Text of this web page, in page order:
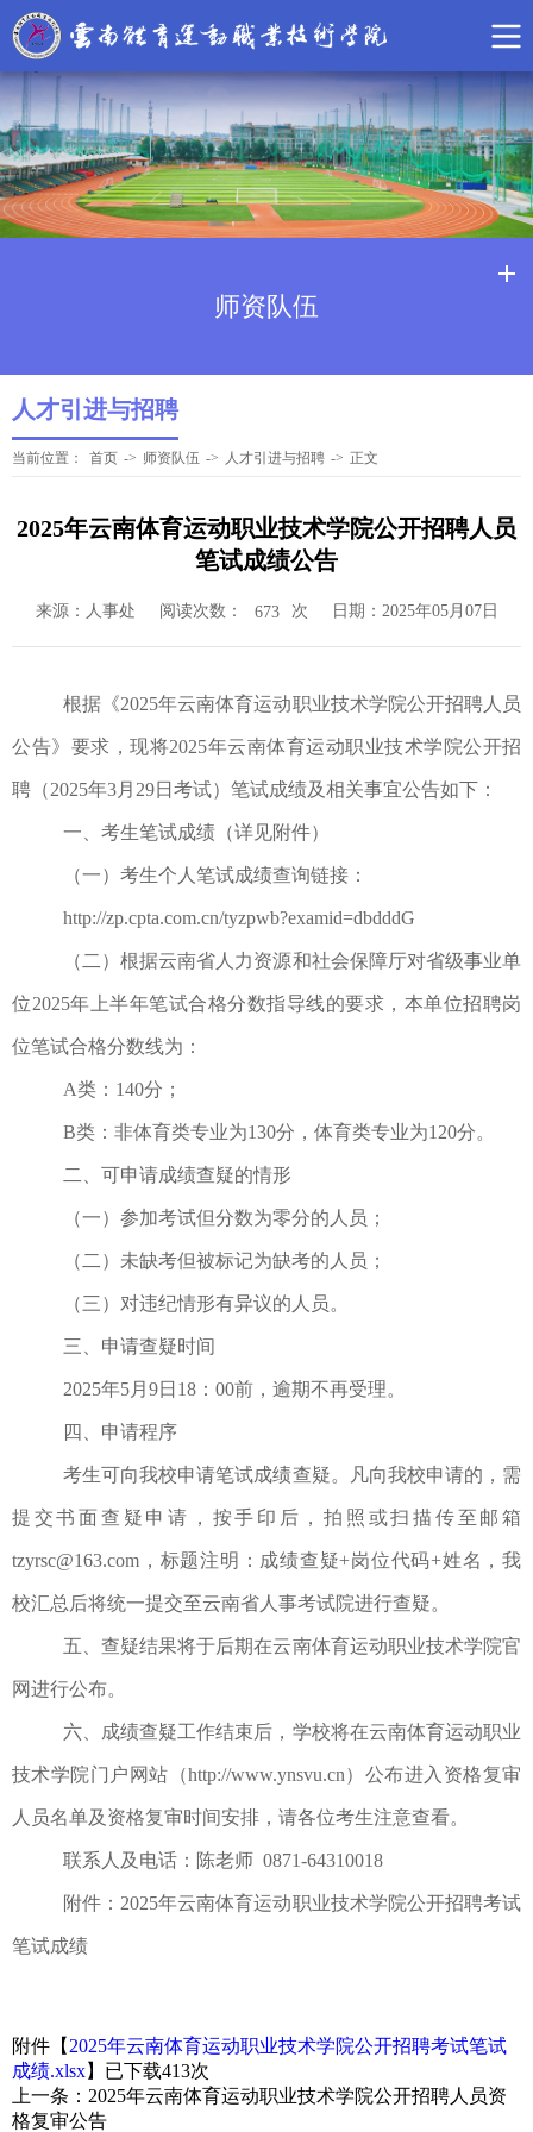
师资队伍
人才引进与招聘
当前位置： 首页 -> 师资队伍 -> 人才引进与招聘 -> 正文
2025年云南体育运动职业技术学院公开招聘人员
笔试成绩公告
来源：人事处 阅读次数： 673 次 日期：2025年05月07日
根据《2025年云南体育运动职业技术学院公开招聘人员
公告》要求，现将2025年云南体育运动职业技术学院公开招
聘（2025年3月 29日考试）笔试成绩及相关事宜公告如下：
一、 考生笔试成绩（详见附件）
（一）考生个人笔试成绩查询链接：
http://zp.cpta.com.cn/tyzpwb?examid=dbdddG
（二）根据云南省人力资源和社会保障厅对省级事业单
位2025年上半年笔试合格分数指导线的要求，本单位招聘岗
位笔试合格分数线为：
A类：140分；
B类：非体育类专业为130分，体育类专业为120分。
二、可申请成绩查疑的情形
（一）参加考试但分数为零分的人员；
（二）未缺考但被标记为缺考的人员；
（三）对违纪情形有异议的人员。
三、申请查疑时间
2025年5月 9日 18：00前 ， 逾期不再受理。
四、申请程序
考生可向我校申请笔试成绩查疑。凡向我校申请的，需
提交书面查疑申请，按手印后，拍照或扫描传至邮箱
tzyrsc@163.com ，标题注明：成绩查疑+岗位代码+姓名，我
校汇总后将统一提交至云南省人事考试院进行查疑。
五、查疑结果将于后期在云南体育运动职业技术学院官
网进行公布。
六、成绩查疑工作结束后，学校将在云南体育运动职业
技术学院门户网站（http://www.ynsvu.cn）公布进入 资格复审
人员名单及资格复审时间安排，请各位考生注意查看。
联系人及电话：陈老师 0871-64310018
附件： 2025年云南体育运动职业技术学院公开招聘考试
笔试成绩
附件【 2025年云南体育运动职业技术学院公开招聘考试笔试
成绩.xlsx】已下载413次
上一条： 2025年云南体育运动职业技术学院公开招聘人员资
格复审公告